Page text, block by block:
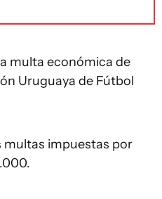
multa económica de
Uruguaya de Fútbol
multas impuestas por